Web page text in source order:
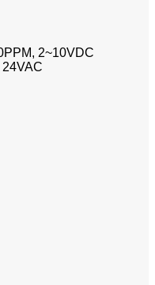
2~10VDC